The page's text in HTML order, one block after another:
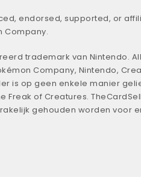
endorsed, supported, or
Company.
trademark van Nintendo.
Company, Nintendo,
is op geen enkele manier
Freak of Creatures.
gehouden worden voor